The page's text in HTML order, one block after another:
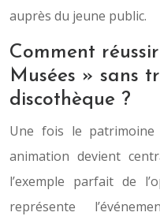
auprès du jeune public.
Comment
Musées » sans
discothèque ?
Une fois le
animation devient
l’exemple parfait de
représente